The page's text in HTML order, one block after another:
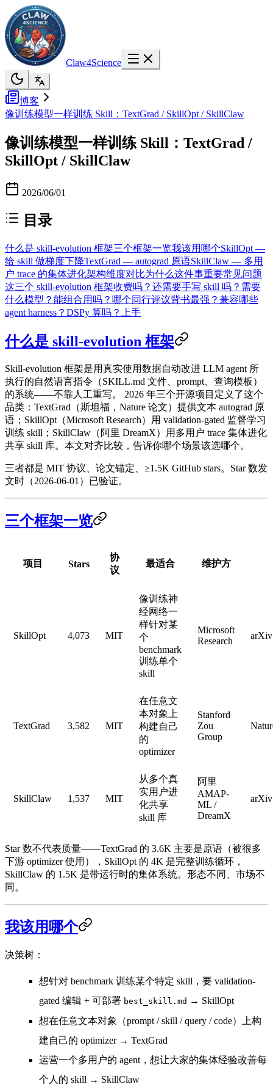
Claw4Science
博客
像训练模型一样训练 Skill：TextGrad / SkillOpt / SkillClaw
像训练模型一样训练 Skill：TextGrad /
SkillOpt / SkillClaw
2026/06/01
目录
什么是 skill-evolution 框架三个框架一览我该用哪个SkillOpt —
给 skill 做梯度下降TextGrad — autograd 原语SkillClaw — 多用
户 trace 的集体进化架构维度对比为什么这件事重要常见问题
这三个 skill-evolution 框架收费吗？ 还需要手写 skill 吗？ 需要
什么模型？ 能组合用吗？ 哪个同行评议背书最强？ 兼容哪些
agent harness？ DSPy 算吗？ 上手
什么是 skill-evolution 框架
Skill-evolution 框架是用真实使用数据自动改进 LLM agent 所
执行的自然语言指令（SKILL.md 文件、prompt、查询模板）
的系统——不靠人工重写。
2026 年三个开源项目定义了这个
品类： TextGrad （斯坦福，Nature 论文）提供文本 autograd 原
语； SkillOpt（Microsoft Research）用 validation-gated 监督学习
训练 skill； SkillClaw （阿里 DreamX）用多用户 trace 集体进化
共享 skill 库。本文对齐比较，告诉你哪个场景该选哪个。
三者都是 MIT 协议、论文锚定、≥1.5K GitHub stars。Star 数发
文时（2026-06-01）已验证。
三个框架一览
项目 Stars
协
议
最适合 维护方
SkillOpt 4,073 MIT
像训练神
经网络一
样针对某
个
benchmark
训练单个
skill
Microsoft
Research
TextGrad 3,582 MIT
在任意文
本对象上
构建自己
的
optimizer
Stanford
Zou
Group
SkillClaw 1,537 MIT
从多个真
实用户进
化共享
skill 库
阿里
AMAP-
ML /
DreamX
Star 数不代表质量——TextGrad 的 3.6K 主要是原语 （被很多
下游 optimizer 使用），SkillOpt 的 4K 是完整训练循环 ，
SkillClaw 的 1.5K 是带运行时的集体系统。形态不同、市场不
同。
我该用哪个
决策树：
想针对 benchmark 训练某个特定 skill，要 validation-
gated 编辑 + 可部署 best_skill.md → SkillOpt
想在任意文本对象（prompt / skill / query / code）上构
建自己的 optimizer→ TextGrad
运营一个多用户的 agent，想让大家的集体经验改善每
个人的 skill → SkillClaw